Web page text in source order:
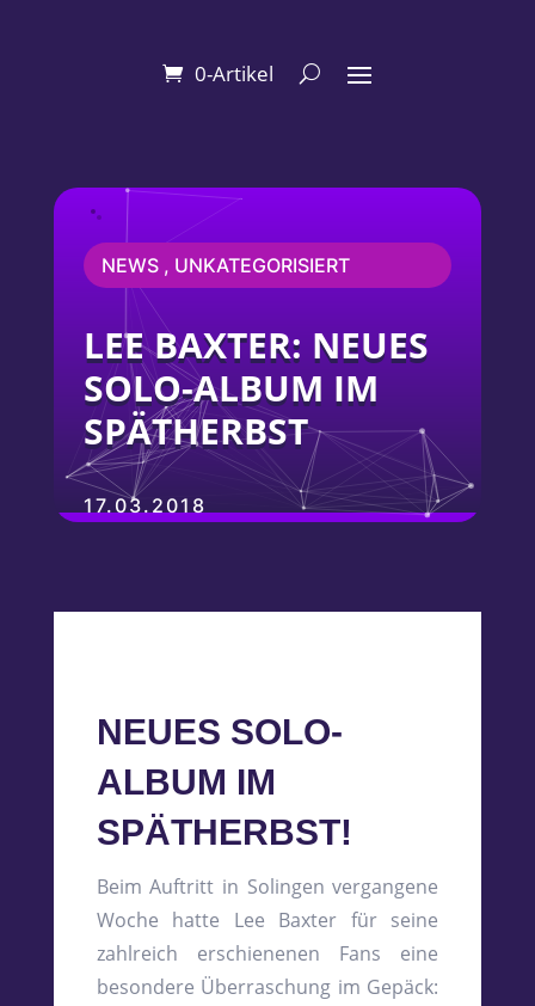
0-Artikel
NEWS , UNKATEGORISIERT
LEE BAXTER: NEUES
SOLO-ALBUM IM
SPÄTHERBST
17.03.2018
NEUES SOLO-
ALBUM IM
SPÄTHERBST!
Beim Auftritt in Solingen vergangene
Woche hatte Lee Baxter für seine
zahlreich erschienenen Fans eine
besondere Überraschung im Gepäck: